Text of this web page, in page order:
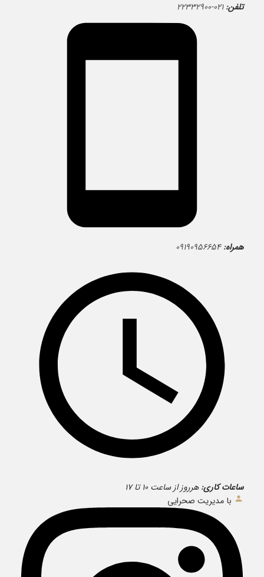
تلفن: ۰۲۱-۲۲۳۳۲۹۰۰
همراه: ۰۹۱۹۰۹۵۶۶۵۴
ساعات کاری: هرروز از ساعت ۱۰ تا ۱۷
با مدیریت صحرایی